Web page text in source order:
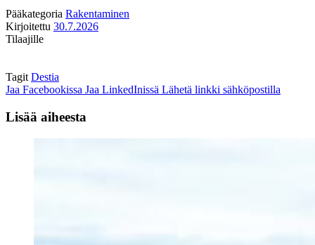
Pääkategoria Rakentaminen
Kirjoitettu 30.7.2026
Tilaajille
Tagit Destia
Jaa Facebookissa Jaa LinkedInissä Lähetä linkki sähköpostilla
Lisää aiheesta